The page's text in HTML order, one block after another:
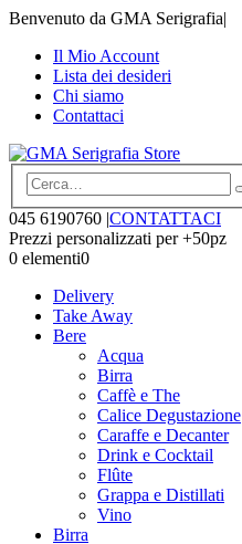
Benvenuto da GMA Serigrafia|
Il Mio Account
Lista dei desideri
Chi siamo
Contattaci
045 6190760 |CONTATTACI
Prezzi personalizzati per +50pz
0 elementi0
Delivery
Take Away
Bere
Acqua
Birra
Caffè e The
Calice Degustazione
Caraffe e Decanter
Drink e Cocktail
Flûte
Grappa e Distillati
Vino
Birra